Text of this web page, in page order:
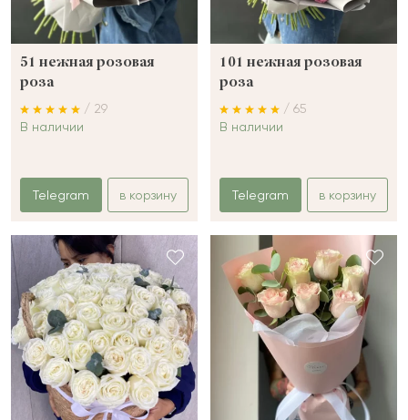
51 нежная розовая
роза
/ 29
В наличии
Telegram в корзину
101 нежная розовая
роза
/ 65
В наличии
Telegram в корзину